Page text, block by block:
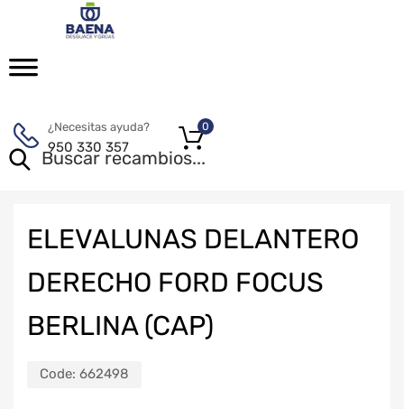
¿Necesitas ayuda?
950 330 357
0
ELEVALUNAS DELANTERO
DERECHO FORD FOCUS
BERLINA (CAP)
Code: 662498